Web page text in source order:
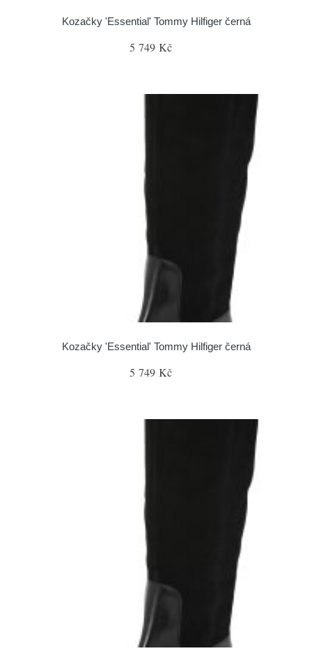
Kozačky 'Essential' Tommy Hilfiger černá
5 749 Kč
Kozačky 'Essential' Tommy Hilfiger černá
5 749 Kč